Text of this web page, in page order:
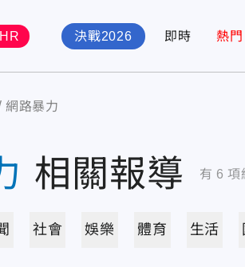
決戰2026 即時 熱門
網路暴力
相關報導 有 6 項
社會 娛樂 體育 生活